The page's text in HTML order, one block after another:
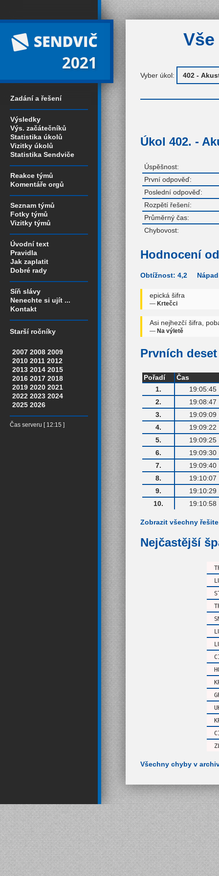
2021
Zadání a řešení
Výsledky
Výs. začátečníků
Statistika úkolů
Vizitky úkolů
Statistika Sendviče
Reakce týmů
Komentáře orgů
Seznam týmů
Fotky týmů
Vizitky týmů
Úvodní text
Pravidla
Jak zaplatit
Dobré rady
Síň slávy
Nenechte si ujít ...
Kontakt
Starší ročníky
2007 2008 2009
2010 2011 2012
2013 2014 2015
2016 2017 2018
2019 2020 2021
2022 2023 2024
2025 2026
Čas serveru [ 12:15 ]
Vyber úkol:
Úkol 402. -
Úspěšnost:
První odpověď:
Poslední odpověď:
Rozpětí řešení:
Průměrný čas:
Chybovost:
Hodnocení
Obtížnost: 4,2
epická šifra
— Krtečci
Asi nejhezčí šifra,
— Na výletě
Prvních
Pořadí
Čas
1.
19:05:45
2.
19:08:47
3.
19:09:09
4.
19:09:22
5.
19:09:25
6.
19:09:30
7.
19:09:40
8.
19:10:07
9.
19:10:29
10.
19:10:58
Zobrazit všechny
Nejčastější
Všechny chyby v